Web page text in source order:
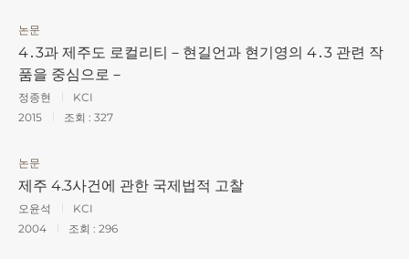
논문
4․3과 제주도 로컬리티－현길언과 현기영의 4․3 관련 작
품을 중심으로－
정종현
KCI
2015
조회 : 327
논문
제주 4.3사건에 관한 국제법적 고찰
오윤석
KCI
2004
조회 : 296